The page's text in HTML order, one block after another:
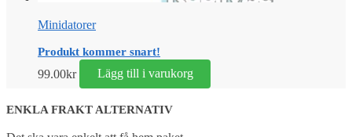
Minidatorer
Produkt kommer snart!
99.00kr Lägg till i varukorg
ENKLA FRAKT ALTERNATIV